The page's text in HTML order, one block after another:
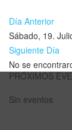
Día Anterior
Sábado, 19.
Siguiente Día
No se
PRÓXIMOS
Sin eventos